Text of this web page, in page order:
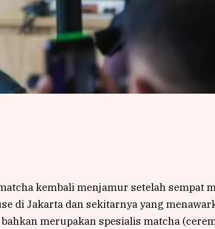
kembali menjamur setelah sempat
di Jakarta dan sekitarnya yang
merupakan spesialis matcha